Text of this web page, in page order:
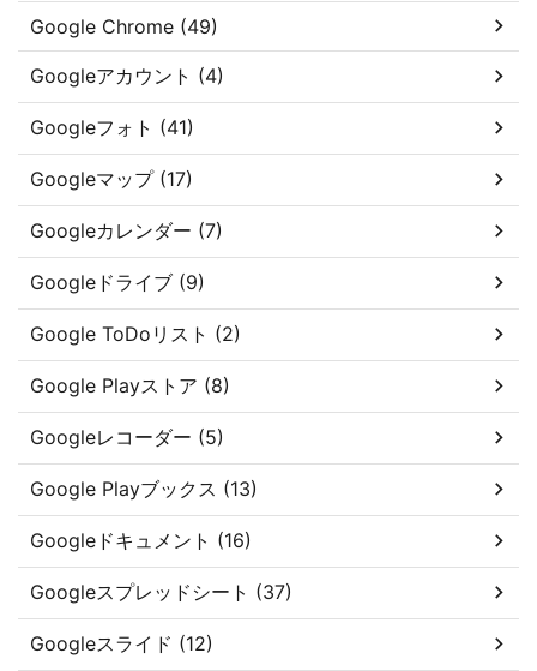
Google Chrome (49)
Googleアカウント (4)
Googleフォト (41)
Googleマップ (17)
Googleカレンダー (7)
Googleドライブ (9)
Google ToDoリスト (2)
Google Playストア (8)
Googleレコーダー (5)
Google Playブックス (13)
Googleドキュメント (16)
Googleスプレッドシート (37)
Googleスライド (12)